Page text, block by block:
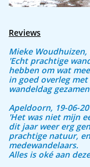
Reviews
Mieke
'Echt prachtige
hebben om wat
in goed overleg
wandeldag
Apeldoorn, 19-06-
'Het was niet mijn
dit jaar weer erg
prachtige natuur,
medewandelaars.
Alles is oké aan